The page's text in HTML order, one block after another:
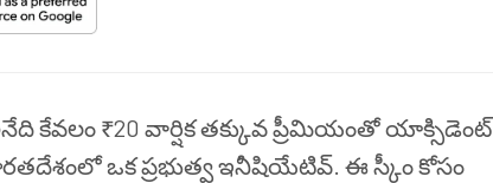
కేవలం ₹20 వార్షిక తక్కువ ప్రీమియంతో యాక్సిడెంట్
ఒక ప్రభుత్వ ఇనీషియేటివ్. ఈ స్కీం కోసం